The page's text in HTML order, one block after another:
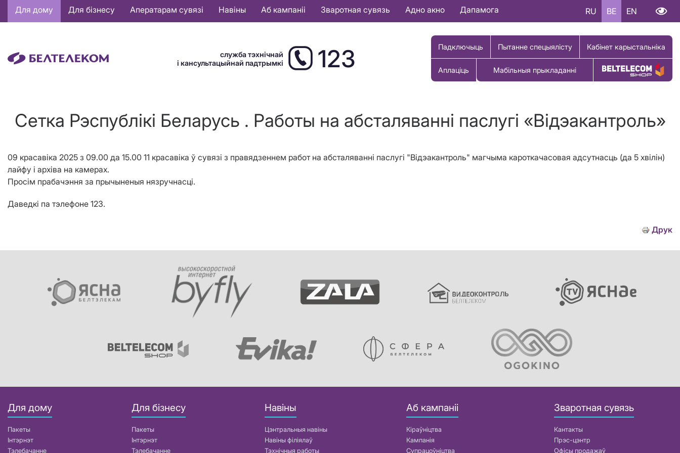
Основная
навигация
Для дому Для бізнесу Аператарам сувязі Навіны Аб кампаніі Зваротная сувязь Адно акно Дапамога RU BE EN
служба тэхнічнай
і кансультацыйнай падтрымкі
123 Падключыць Пытанне спецыялісту Кабінет карыстальніка
Аплаціць Мабільныя прыкладанні Купіць тавар
Сетка Рэспублiкi Беларусь . Работы на абсталяваннi паслугi «Вiдэакантроль»
09 красавіка 2025 з 09.00 да 15.00 11 красавіка ў сувязі з правядзеннем работ на абсталяванні паслугі "Відэакантроль" магчыма кароткачасовая адсутнасць (да 5 хвілін)
лайфу і архіва на камерах.
Просім прабачэння за прычыненыя нязручнасці.
Даведкі па тэлефоне 123.
Друк
Для дому
Пакеты
Інтэрнэт
Тэлебачанне
Для бізнесу
Пакеты
Інтэрнэт
Тэлебачанне
Навіны
Цэнтральныя навіны
Навіны філіялаў
Тэхнічныя работы
Аб кампаніі
Кіраўніцтва
Кампанія
Супрацоўніцтва
Зваротная сувязь
Кантакты
Прэс-цэнтр
Офісы продажаў